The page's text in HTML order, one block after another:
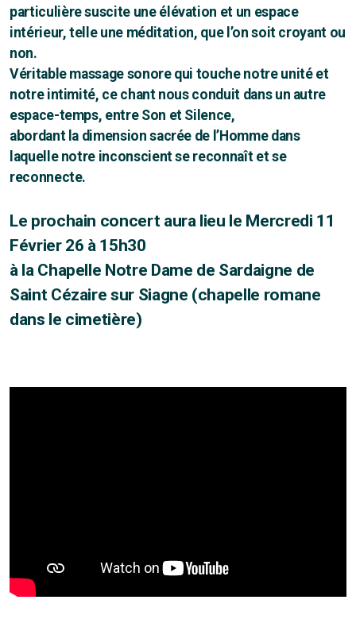
particulièresuscite une élévation et un espace
intérieur, telle une méditation, que l ’on soit croyant ou
non.
Véritable massage sonore qui touche notre unité et
notre intimité, ce chant nous conduit dans un autre
espace-temps, entre Son et Silence,
abordant la dimension sacrée de l’Homme dans
laquelle notre inconscient se reconnaît et se
reconnecte.
Le prochain concert aura lieu le Mercredi 11
Février 26 à 15h30
à la Chapelle Notre Dame de Sardaigne de
Saint Cézaire sur Siagne (chapelle romane
dans le cimetière)
Atelier
Stages
Concert
Tarifs